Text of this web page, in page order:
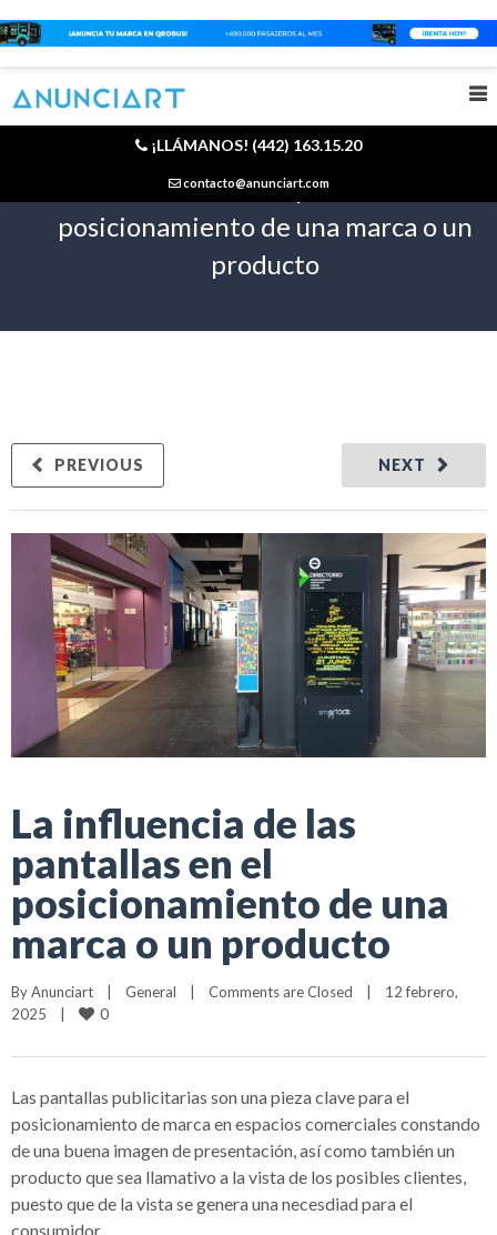
La influencia de las pantallas en el
posicionamiento de una marca o un
producto
NEXT
PREVIOUS
La influencia de las
pantallas en el
posicionamiento de una
marca o un producto
By Anunciart | General | Comments are Closed |
12 febrero,
2025 | 0
Las pantallas publicitarias son una pieza clave para el
posicionamiento de marca en espacios comerciales constando
de una buena imagen de presentación, así como también un
producto que sea llamativo a la vista de los posibles clientes,
puesto que de la vista se genera una necesdiad para el
consumidor.
¡LLÁMANOS! (442) 163.15.20
contacto@anunciart.com